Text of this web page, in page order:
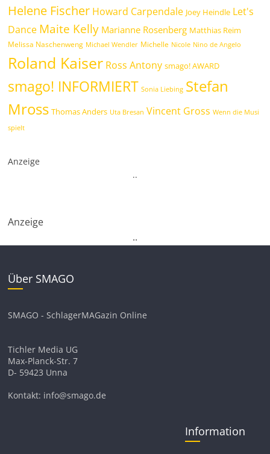
Helene Fischer Howard Carpendale Joey Heindle Let's
Dance Maite Kelly Marianne Rosenberg Matthias Reim
Melissa Naschenweng Michael Wendler Michelle Nicole Nino de Angelo
Roland Kaiser Ross Antony smago! AWARD
smago! INFORMIERT Sonia Liebing Stefan
Mross Thomas Anders Uta Bresan Vincent Gross Wenn die Musi
spielt
Anzeige
..
Anzeige
..
Über SMAGO
SMAGO - SchlagerMAGazin Online
Tichler Media UG
Max-Planck-Str. 7
D- 59423 Unna
Kontakt: info@smago.de
Information